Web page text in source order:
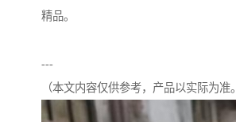
精品。
---
（本文内容仅供参考，产品以实际为准。